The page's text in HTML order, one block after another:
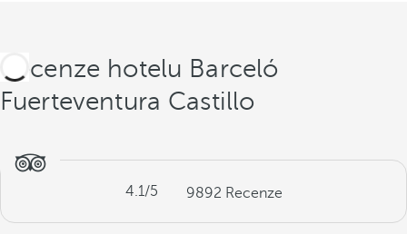
Recenze hotelu Barceló
Fuerteventura Castillo
4.1 /5 9892 Recenze